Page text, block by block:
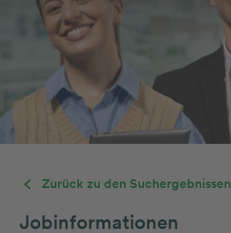
Zurück zu den Suchergebnissen
Jobinformationen